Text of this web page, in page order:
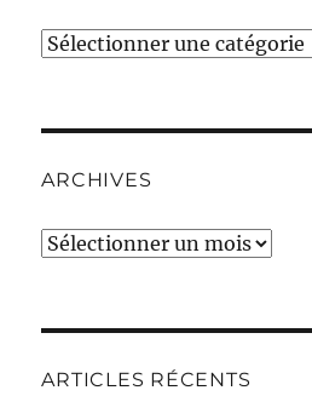
Catégories
ARCHIVES
Archives
ARTICLES RÉCENTS